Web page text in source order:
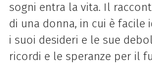
sogni entra la vita. Il
di una donna, in cui è facile
i suoi desideri e le sue
ricordi e le speranze per il